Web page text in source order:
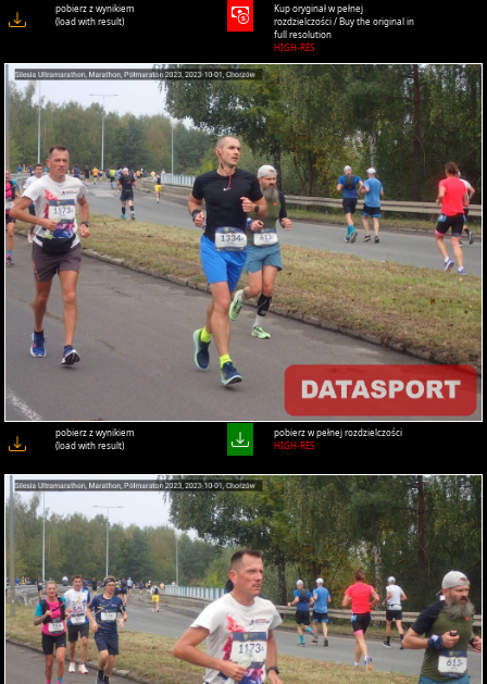
pobierz z wynikiem
(load with result)
Kup oryginał w pełnej
rozdzielczości / Buy the original in
full resolution
HIGH-RES
pobierz z wynikiem
(load with result)
pobierz w pełnej rozdzielczości
HIGH-RES